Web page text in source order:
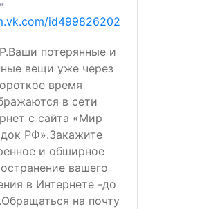
id499826202
потерянные и
вещи уже через
время
в сети
с сайта «Мир
РФ».Закажите
и обширное
вашего
в Интернете -до
на почту